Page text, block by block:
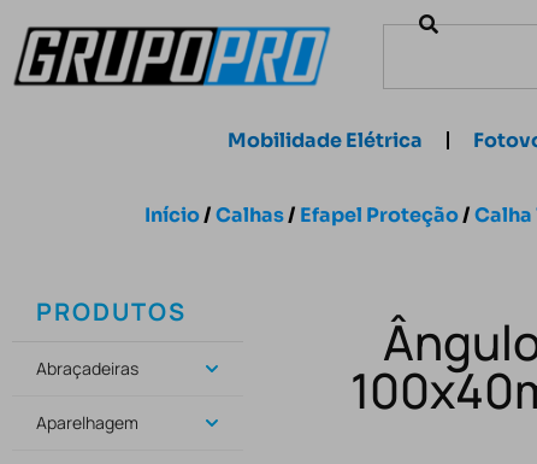
Mobilidade Elétrica
Início/Calhas/ Efapel Proteção/
PRODUTOS
Abraçadeiras
Aparelhagem